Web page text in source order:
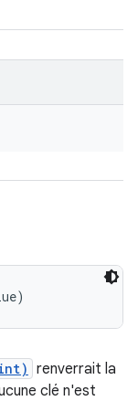
renverrait la
clé n'est